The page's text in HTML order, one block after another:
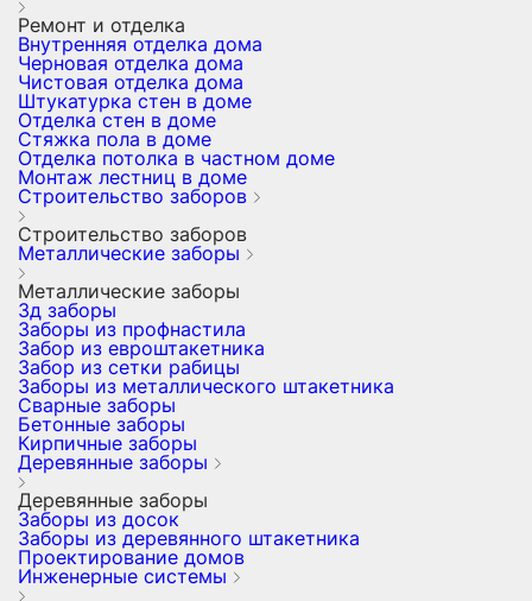
Ремонт и отделка
Внутренняя отделка дома
Черновая отделка дома
Чистовая отделка дома
Штукатурка стен в доме
Отделка стен в доме
Стяжка пола в доме
Отделка потолка в частном доме
Монтаж лестниц в доме
Строительство заборов
Строительство заборов
Металлические заборы
Металлические заборы
3д заборы
Заборы из профнастила
Забор из евроштакетника
Забор из сетки рабицы
Заборы из металлического штакетника
Сварные заборы
Бетонные заборы
Кирпичные заборы
Деревянные заборы
Деревянные заборы
Заборы из досок
Заборы из деревянного штакетника
Проектирование домов
Инженерные системы